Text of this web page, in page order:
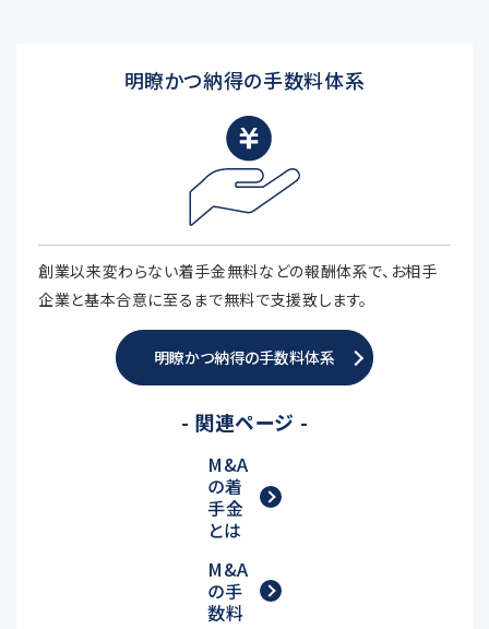
明瞭かつ納得の手数料体系
創業以来変わらない着手金無料などの報酬体系で、お相手
企業と基本合意に至るまで無料で支援致します。
明瞭かつ納得の手数料体系
- 関連ページ -
M&A
の着
手金
とは
M&A
の手
数料